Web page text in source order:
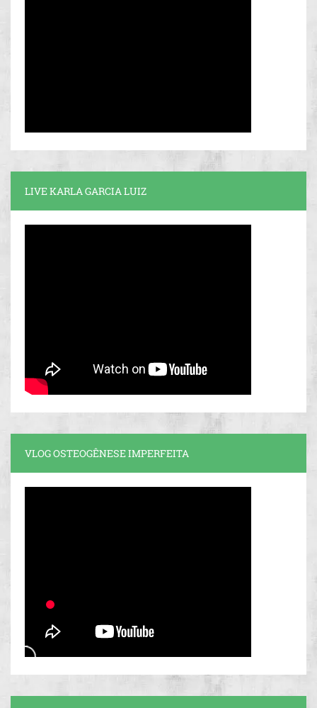
LIVE KARLA GARCIA LUIZ
VLOG OSTEOGÊNESE IMPERFEITA